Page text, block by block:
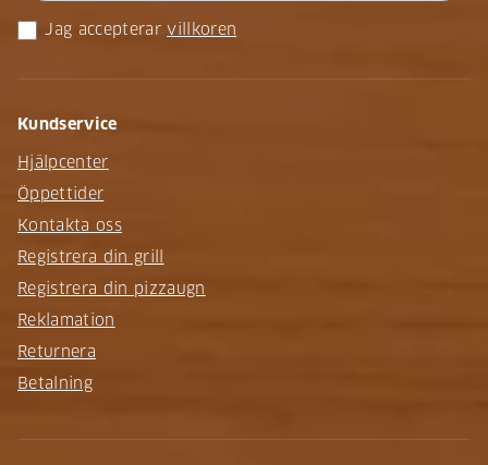
Jag accepterar villkoren
Kundservice
Hjälpcenter
Öppettider
Kontakta oss
Registrera din grill
Registrera din pizzaugn
Reklamation
Returnera
Betalning